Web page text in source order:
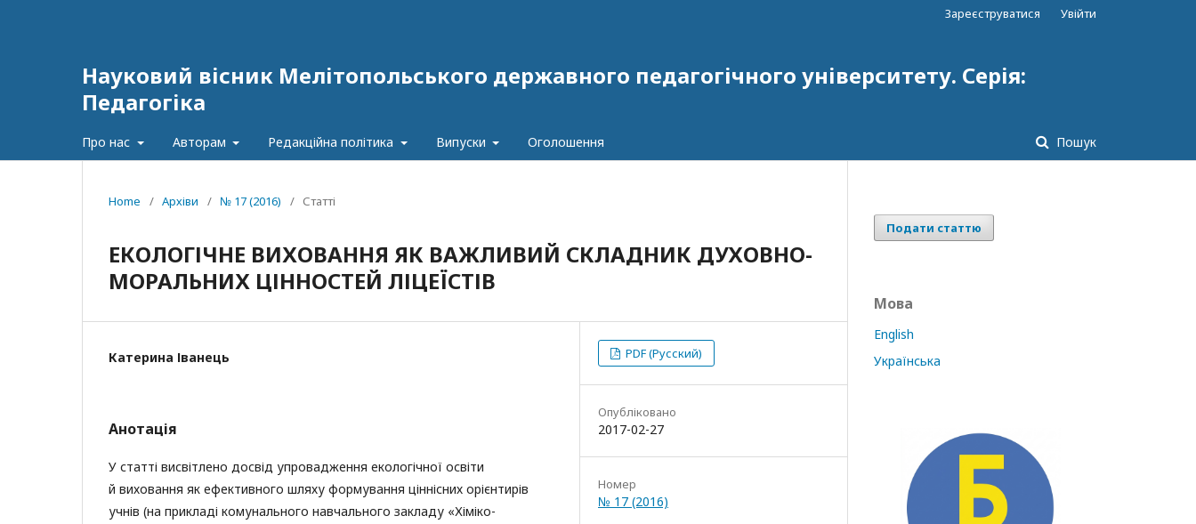
Науковий вісник Мелітопольського державного педагогічного університету. Серія:
Педагогіка
Про нас Авторам Редакційна політика Випуски Оголошення Пошук
Зареєструватися Увійти
Home / Архіви / № 17 (2016) / Статті
ЕКОЛОГІЧНЕ ВИХОВАННЯ ЯК ВАЖЛИВИЙ СКЛАДНИК ДУХОВНО-
МОРАЛЬНИХ ЦІННОСТЕЙ ЛІЦЕЇСТІВ
Катерина Іванець
Анотація
У статті висвітлено досвід упровадження екологічної освіти
й виховання як ефективного шляху формування ціннісних орієнтирів
учнів (на прикладі комунального навчального закладу «Хіміко-
PDF (Русский)
Опубліковано
2017-02-27
Номер
№ 17 (2016)
Подати статтю
Мова
English
Українська